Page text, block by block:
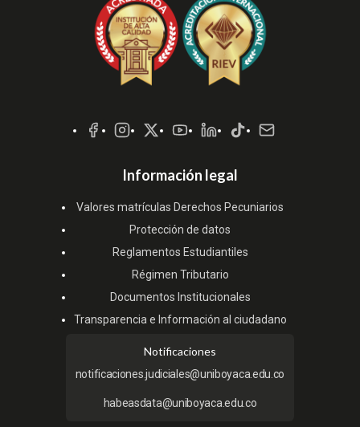
Sociales
Información legal
Valores matrículas Derechos Pecuniarios
Protección de datos
Reglamentos Estudiantiles
Régimen Tributario
Documentos Institucionales
Transparencia e Información al ciudadano
Notificaciones
notificaciones.judiciales@uniboyaca.edu.co
habeasdata@uniboyaca.edu.co